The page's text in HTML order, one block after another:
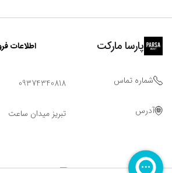
پارسا مارکت اطلاعات
شماره تماس 09374340818
آدرس تبریز میدان ساعت